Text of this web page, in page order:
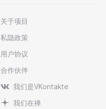
关于项目
私隐政策
用户协议
合作伙伴
我们是VKontakte
我们在禅